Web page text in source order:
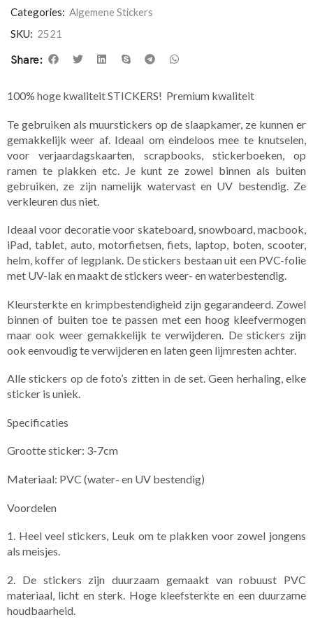
Categories: Algemene Stickers
SKU: 2521
Share:
100% hoge kwaliteit STICKERS! Premium kwaliteit
Te gebruiken als muurstickers op de slaapkamer, ze kunnen er
gemakkelijk weer af. Ideaal om eindeloos mee te knutselen,
voor verjaardagskaarten, scrapbooks, stickerboeken, op
ramen te plakken etc. Je kunt ze zowel binnen als buiten
gebruiken, ze zijn namelijk watervast en UV bestendig. Ze
verkleuren dus niet.
Ideaal voor decoratie voor skateboard, snowboard, macbook,
iPad, tablet, auto, motorfietsen, fiets, laptop, boten, scooter,
helm, koffer of legplank. De stickers bestaan uit een PVC-folie
met UV-lak en maakt de stickers weer- en waterbestendig.
Kleursterkte en krimpbestendigheid zijn gegarandeerd. Zowel
binnen of buiten toe te passen met een hoog kleefvermogen
maar ook weer gemakkelijk te verwijderen. De stickers zijn
ook eenvoudig te verwijderen en laten geen lijmresten achter.
Alle stickers op de foto’s zitten in de set. ​Geen herhaling, elke
sticker is uniek.
Specificaties
Grootte sticker: 3-7cm
Materiaal: PVC (water- en UV bestendig)
Voordelen
1. Heel veel stickers, Leuk om te plakken voor zowel jongens
als meisjes.
2. De stickers zijn duurzaam gemaakt van robuust PVC
materiaal, licht en sterk. Hoge kleefsterkte en een duurzame
houdbaarheid.